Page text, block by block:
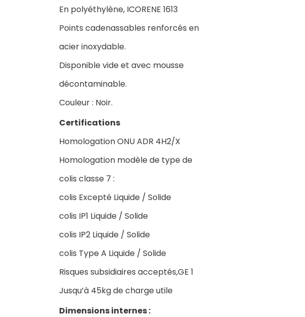
En polyéthylène, ICORENE 1613
Points cadenassables renforcés en
acier inoxydable.
Disponible vide et avec mousse
décontaminable.
Couleur : Noir.
Certifications
Homologation ONU ADR 4H2/X
Homologation modèle de type de
colis classe 7 :
colis Excepté Liquide / Solide
colis IP1 Liquide / Solide
colis IP2 Liquide / Solide
colis Type A Liquide / Solide
Risques subsidiaires acceptés,GE 1
Jusqu’à 45kg de charge utile
Dimensions internes :